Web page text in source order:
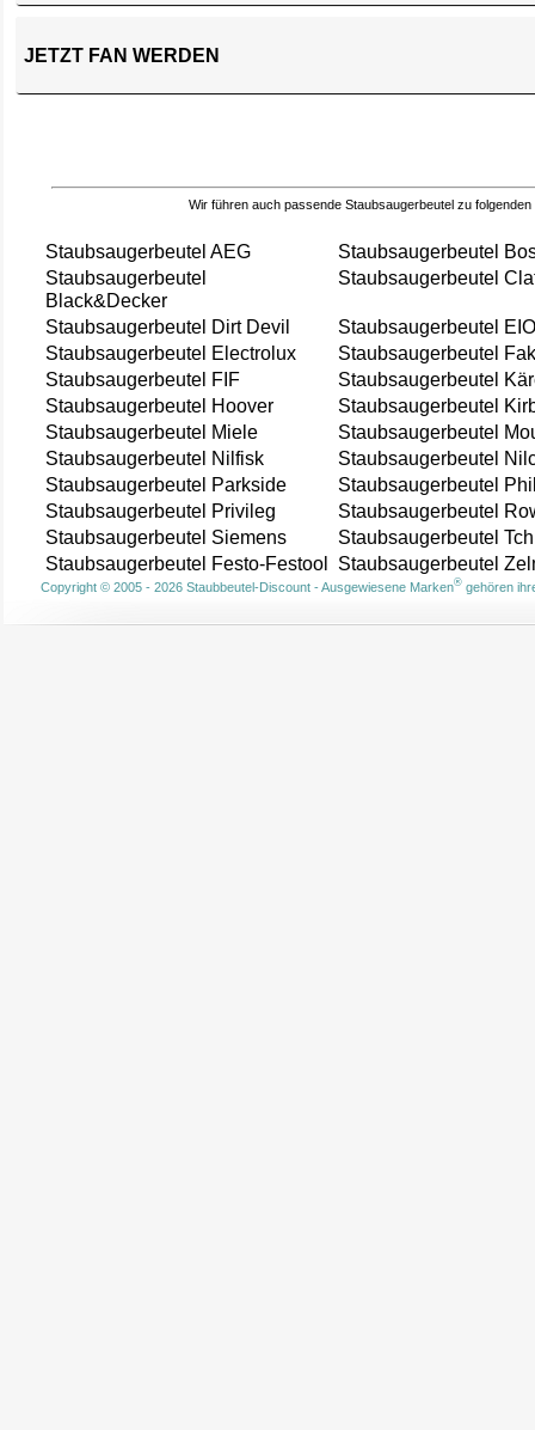
JETZT FAN WERDEN
Wir führen auch passende Staubsaugerbeutel zu folgenden
Staubsaugerbeutel AEG
Staubsaugerbeutel
Staubsaugerbeutel
Black&Decker
Staubsaugerbeutel
Staubsaugerbeutel Dirt Devil
Staubsaugerbeutel
Staubsaugerbeutel Electrolux
Staubsaugerbeutel
Staubsaugerbeutel FIF
Staubsaugerbeutel
Staubsaugerbeutel Hoover
Staubsaugerbeutel
Staubsaugerbeutel Miele
Staubsaugerbeutel
Staubsaugerbeutel Nilfisk
Staubsaugerbeutel
Staubsaugerbeutel Parkside
Staubsaugerbeutel
Staubsaugerbeutel Privileg
Staubsaugerbeutel
Staubsaugerbeutel Siemens
Staubsaugerbeutel
Staubsaugerbeutel Festo-Festool
Staubsaugerbeutel
Copyright © 2005 - 2026 Staubbeutel-Discount - Ausgewiesene Marken®gehören